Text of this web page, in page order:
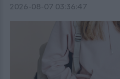
2026-08-07 03:36:47